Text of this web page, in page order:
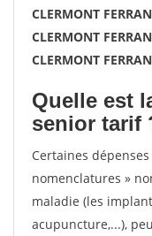
CLERMONT
CLERMONT
CLERMONT
Quelle est
senior tarif
Certaines
nomenclatures »
maladie (les
acupuncture,...),